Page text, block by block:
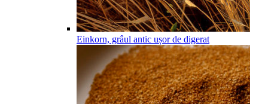
Einkorn, grâul antic ușor de digerat